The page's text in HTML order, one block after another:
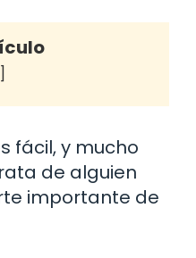
fácil, y mucho
de alguien
importante de